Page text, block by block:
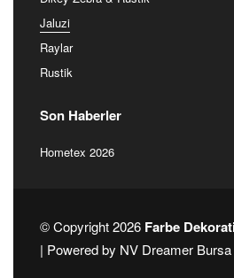
Jaluzi
Raylar
Rustik
Son Haberler
Hometex 2026
© Copyright 2026 Farbe
| Powered by NV Dreamer Bursa